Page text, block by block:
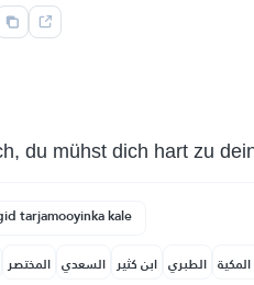
du mühst dich hart zu
tarjamooyinka kale
المختصر السعدي ابن كثير الطبري